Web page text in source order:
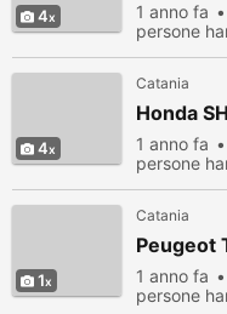
4 1 anno fa
persone
4
Catania
Honda
1 anno fa
persone
1
Catania
Peugeot
1 anno fa
persone